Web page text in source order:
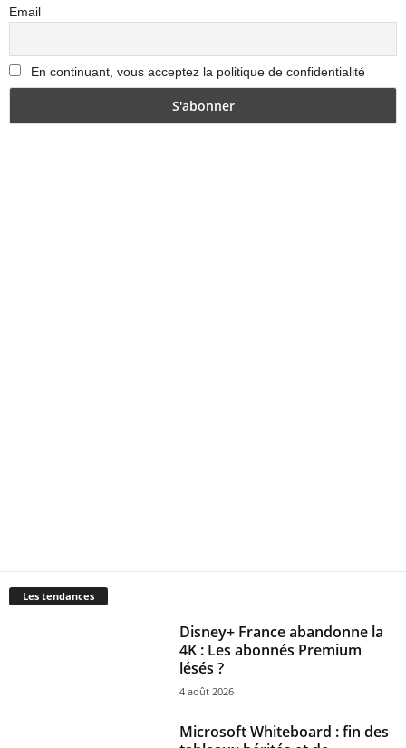
Email
En continuant, vous acceptez la politique de confidentialité
Les tendances
Disney+ France abandonne la
4K : Les abonnés Premium
lésés ?
4 août 2026
Microsoft Whiteboard : fin des